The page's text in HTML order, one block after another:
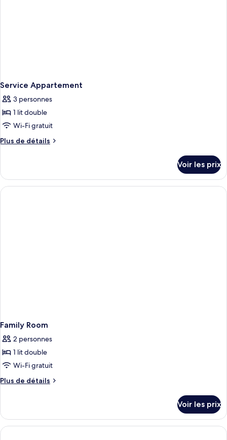
Service Appartement
3 personnes
1 lit double
Wi-Fi gratuit
Plus de détails
Plus
le
type
de
Voir les prix
Family Room
2 personnes
1 lit double
Wi-Fi gratuit
Plus de détails
Plus
le
type
de
Voir les prix